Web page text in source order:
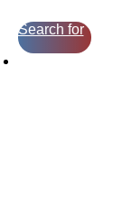
Search for